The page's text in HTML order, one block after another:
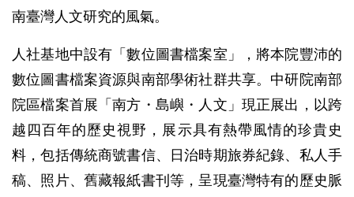
南臺灣人文研究的風氣。
人社基地中設有「數位圖書檔案室」，將本院豐沛的
數位圖書檔案資源與南部學術社群共享。中研院南部
院區檔案首展「南方・島嶼・人文」現正展出，以跨
越四百年的歷史視野，展示具有熱帶風情的珍貴史
料，包括傳統商號書信、日治時期旅券紀錄、私人手
稿、照片、舊藏報紙書刊等，呈現臺灣特有的歷史脈